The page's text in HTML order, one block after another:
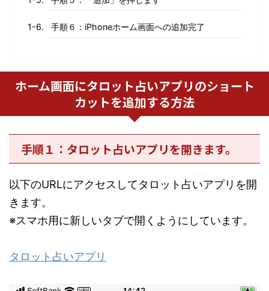
手順６：iPhoneホーム画面への追加完了
ホーム画面にタロット占いアプリのショート
カットを追加する方法
手順１：タロット占いアプリを開きます。
以下のURLにアクセスしてタロット占いアプリを開
きます。
※スマホ用に新しいタブで開くようにしています。
タロット占いアプリ